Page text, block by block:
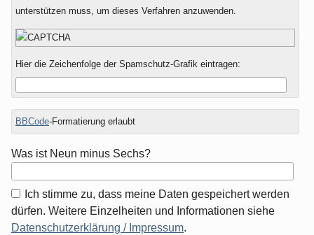
unterstützen muss, um dieses Verfahren anzuwenden.
Hier die Zeichenfolge der Spamschutz-Grafik eintragen:
BBCode-Formatierung erlaubt
Was ist Neun minus Sechs?
Ich stimme zu, dass meine Daten gespeichert werden
dürfen. Weitere Einzelheiten und Informationen siehe
Datenschutzerklärung / Impressum.